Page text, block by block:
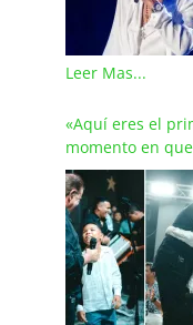
Leer Mas...
«Aquí eres el
momento en
en llanto al